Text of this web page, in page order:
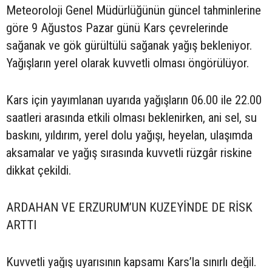
Meteoroloji Genel Müdürlüğünün güncel tahminlerine
göre 9 Ağustos Pazar günü Kars çevrelerinde
sağanak ve gök gürültülü sağanak yağış bekleniyor.
Yağışların yerel olarak kuvvetli olması öngörülüyor.
Kars için yayımlanan uyarıda yağışların 06.00 ile 22.00
saatleri arasında etkili olması beklenirken, ani sel, su
baskını, yıldırım, yerel dolu yağışı, heyelan, ulaşımda
aksamalar ve yağış sırasında kuvvetli rüzgâr riskine
dikkat çekildi.
ARDAHAN VE ERZURUM’UN KUZEYİNDE DE RİSK
ARTTI
Kuvvetli yağış uyarısının kapsamı Kars’la sınırlı değil.